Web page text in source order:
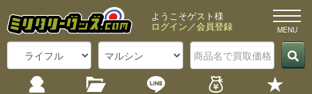
ようこそゲスト様
ログイン／会員登録